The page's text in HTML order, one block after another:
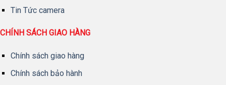
Tin Tức camera
CHÍNH SÁCH GIAO HÀNG
Chính sách giao hàng
Chính sách bảo hành